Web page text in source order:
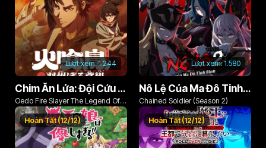
Lượt xem:1.244
Chim Ăn Lửa: Đội Cứu Hỏa Rách Rưới Vùng Ushu
Oedo Fire Slayer The Legend Of
Phoenix
Lượt xem:1.580
Nô Lệ Của Ma Đô Tinh Binh (Phần 2)
Chained Soldier (Season 2)
Hoàn Tất (12/12) Hoàn Tất (12/12)